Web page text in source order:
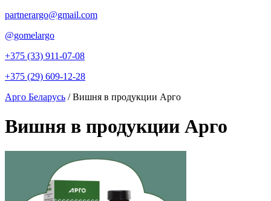
partnerargo@gmail.com
@gomelargo
+375 (33) 911-07-08
+375 (29) 609-12-28
Арго Беларусь /Вишня в продукции Арго
Вишня в продукции Арго